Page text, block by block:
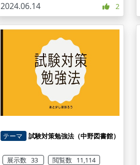
2024.06.14 2
テーマ 試験対策勉強法（中野図書館）
展示数 33 閲覧数 11,114